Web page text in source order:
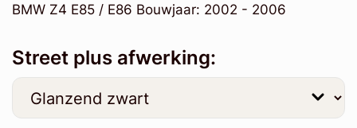
BMW Z4 E85 / E86 Bouwjaar: 2002 - 2006
Street plus afwerking: